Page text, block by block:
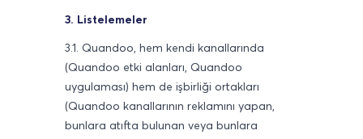
3. Listelemeler
3.1. Quandoo, hem kendi kanallarında
(Quandoo etki alanları, Quandoo
uygulaması) hem de işbirliği ortakları
(Quandoo kanallarının reklamını yapan,
bunlara atıfta bulunan veya bunlara